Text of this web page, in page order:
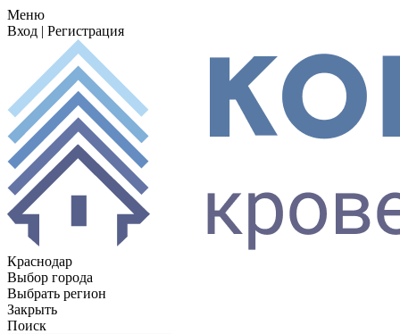
Меню
Вход | Регистрация
Краснодар
Выбор города
Выбрать регион
Закрыть
Поиск